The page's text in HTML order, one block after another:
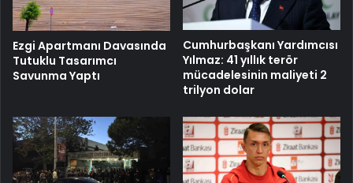
Ezgi Apartmanı Davasında
Tutuklu Tasarımcı
Savunma Yaptı
Cumhurbaşkanı Yardımcısı
Yılmaz: 41 yıllık terör
mücadelesinin maliyeti 2
trilyon dolar